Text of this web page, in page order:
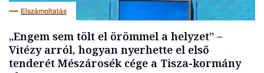
Elszámoltatás
„Engem sem tölt el örömmel a helyzet” –
Vitézy arról, hogyan nyerhette el első
tenderét Mészárosék cége a Tisza-kormány